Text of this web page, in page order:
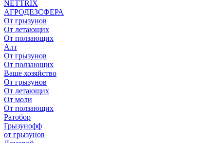
NETTRIX
АГРОДЕЗСФЕРА
От грызунов
От летающих
От ползающих
Алт
От грызунов
От ползающих
Ваше хозяйство
От грызунов
От летающих
От моли
От ползающих
Ратобор
Грызунофф
от грызунов